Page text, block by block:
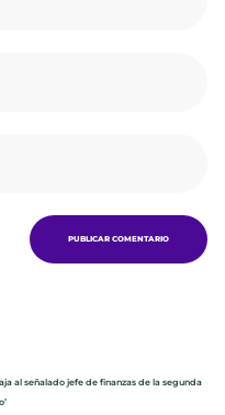
al señalado jefe de finanzas de la segunda